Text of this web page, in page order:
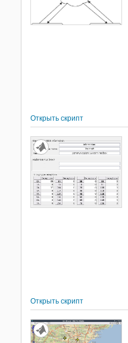
Открыть скрипт
Открыть скрипт